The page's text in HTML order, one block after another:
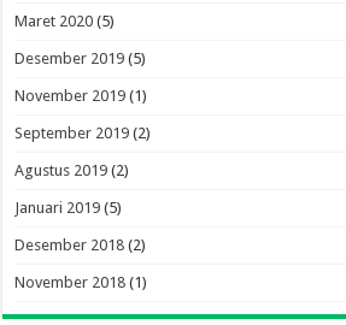
Maret 2020 (5)
Desember 2019 (5)
November 2019 (1)
September 2019 (2)
Agustus 2019 (2)
Januari 2019 (5)
Desember 2018 (2)
November 2018 (1)